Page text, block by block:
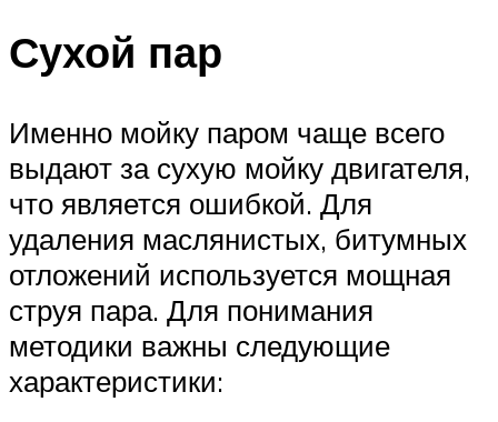
Сухой пар
Именно мойку паром чаще всего
выдают за сухую мойку двигателя,
что является ошибкой. Для
удаления маслянистых, битумных
отложений используется мощная
струя пара. Для понимания
методики важны следующие
характеристики: